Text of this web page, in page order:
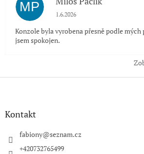
MP Hodnocení obchodu je 5 z 5
1.6.2026
Konzole byla vyrobena přesně podle
jsem spokojen.
Z
Kontakt
fabiony@seznam.cz
+420732765499